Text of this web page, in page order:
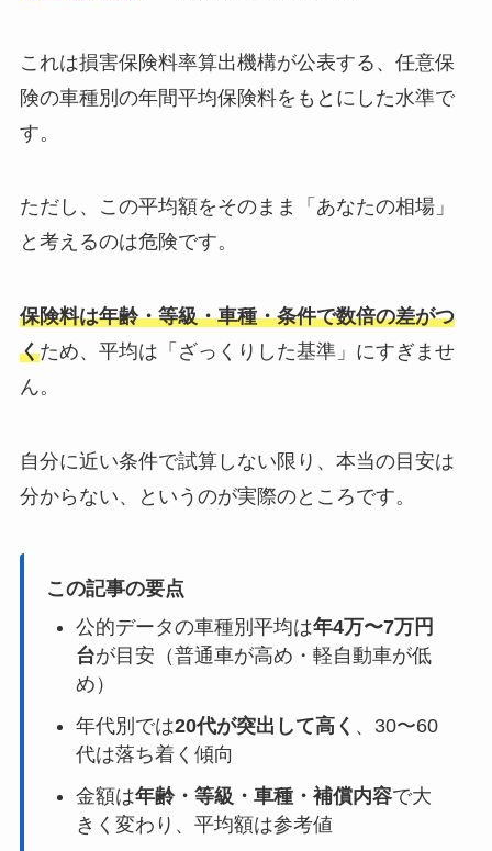
これは損害保険料率算出機構が公表する、任意保
険の車種別の年間平均保険料をもとにした水準で
す。
ただし、この平均額をそのまま「あなたの相場」
と考えるのは危険です。
保険料は年齢・等級・車種・条件で数倍の差がつ
くため、平均は「ざっくりした基準」にすぎませ
ん。
自分に近い条件で試算しない限り、本当の目安は
分からない、というのが実際のところです。
この記事の要点
公的データの車種別平均は年4万〜7万円
台が目安（普通車が高め・軽自動車が低
め）
年代別では20代が突出して高く 、30〜60
代は落ち着く傾向
金額は年齢・等級・車種・補償内容で大
きく変わり、平均額は参考値